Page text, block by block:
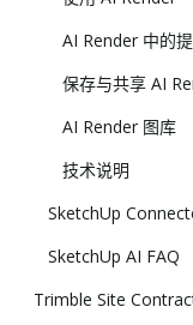
AI Render 中的
保存与共享 AI
AI Render 图库
技术说明
SketchUp
SketchUp AI FAQ
Trimble Site